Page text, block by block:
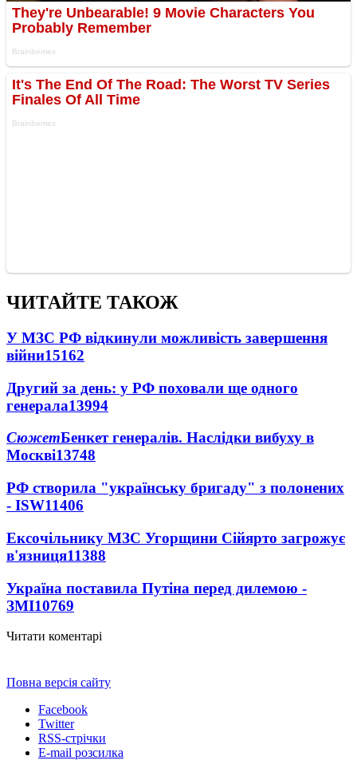
ЧИТАЙТЕ ТАКОЖ
У МЗС РФ відкинули можливість завершення
війни15162
Другий за день: у РФ поховали ще одного
генерала13994
СюжетБенкет генералів. Наслідки вибуху в
Москві13748
РФ створила "українську бригаду" з полонених
- ISW11406
Ексочільнику МЗС Угорщини Сійярто загрожує
в'язниця11388
Україна поставила Путіна перед дилемою -
ЗМІ10769
Читати коментарі
Повна версія сайту
Facebook
Twitter
RSS-стрічки
E-mail розсилка